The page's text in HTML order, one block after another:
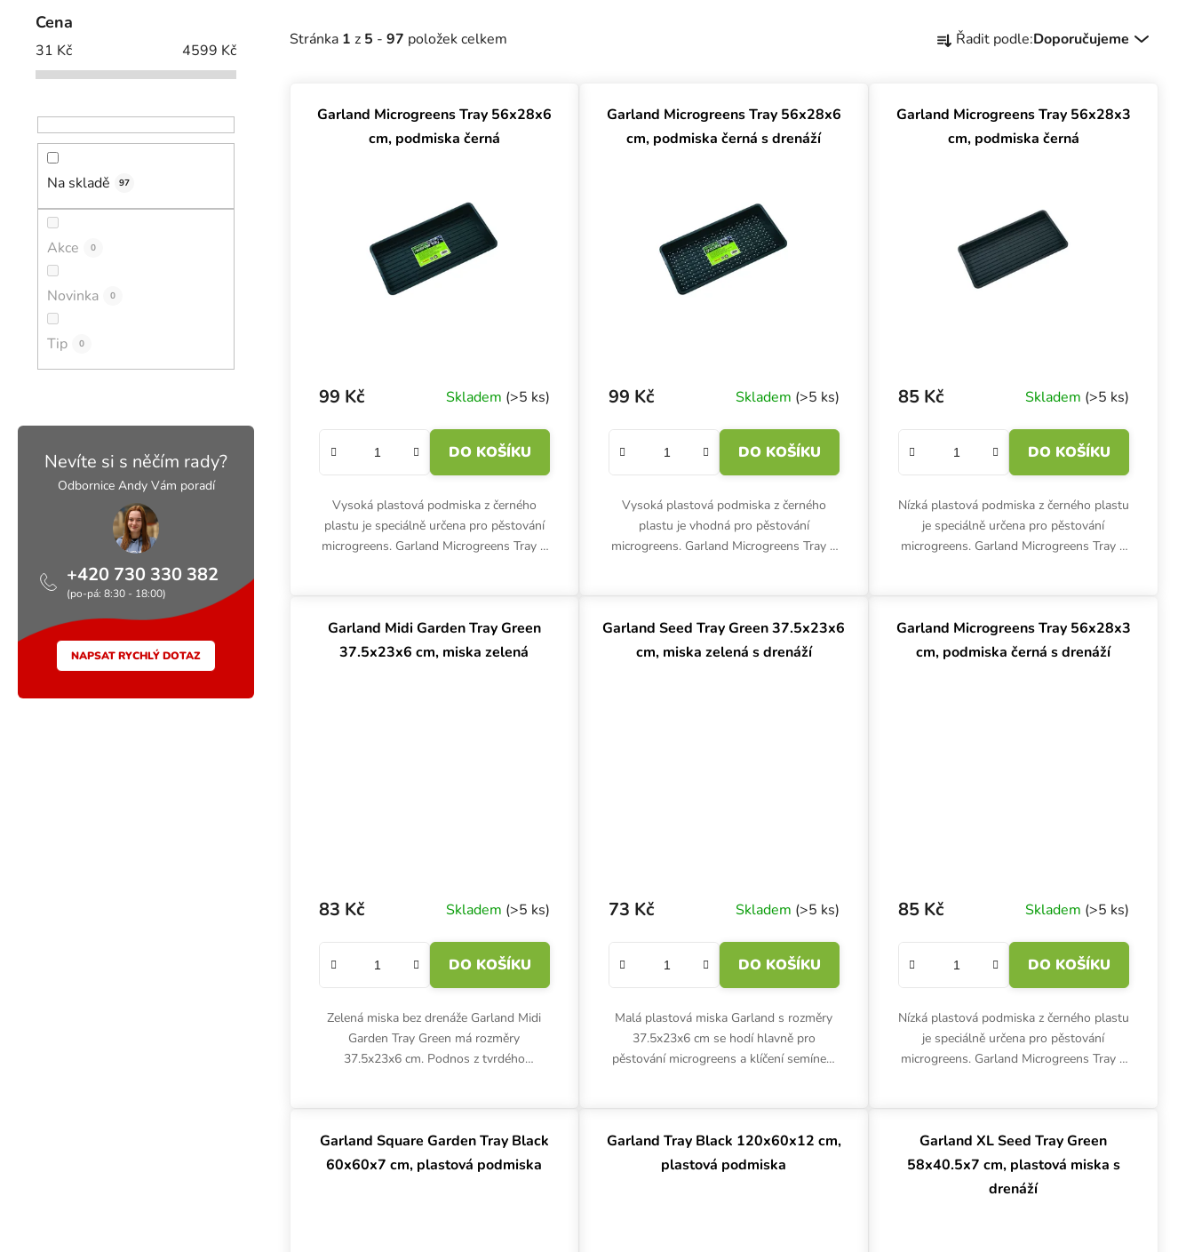
Cena
31 Kč 4599 Kč
Na skladě 97
Akce 0
Novinka 0
Tip 0
Nevíte si s něčím rady?
Odbornice Andy Vám poradí
+420 730 330 382
(po-pá: 8:30 - 18:00)
NAPSAT RYCHLÝ DOTAZ
Stránka 1 z 5 - 97 položek celkem Řazení produktů
Řadit podle:Doporučujeme
Garland Microgreens Tray 56x28x6
cm, podmiska černá
Skladem (>5 ks)
99 Kč
DO KOŠÍKU
Vysoká plastová podmiska z černého
plastu je speciálně určena pro pěstování
microgreens. Garland Microgreens Tray s
Garland Microgreens Tray 56x28x6
cm, podmiska černá s drenáží
Skladem (>5 ks)
99 Kč
DO KOŠÍKU
Vysoká plastová podmiska z černého
plastu je vhodná pro pěstování
microgreens. Garland Microgreens Tray s
Garland Microgreens Tray 56x28x3
cm, podmiska černá
Skladem (>5 ks)
85 Kč
DO KOŠÍKU
Nízká plastová podmiska z černého plastu
je speciálně určena pro pěstování
microgreens. Garland Microgreens Tray s
Garland Midi Garden Tray Green
37.5x23x6 cm, miska zelená
Skladem (>5 ks)
83 Kč
DO KOŠÍKU
Zelená miska bez drenáže Garland Midi
Garden Tray Green má rozměry
37.5x23x6 cm. Podnos z tvrdého
Garland Seed Tray Green 37.5x23x6
cm, miska zelená s drenáží
Skladem (>5 ks)
73 Kč
DO KOŠÍKU
Malá plastová miska Garland s rozměry
37.5x23x6 cm se hodí hlavně pro
pěstování microgreens a klíčení semínek.
Garland Microgreens Tray 56x28x3
cm, podmiska černá s drenáží
Skladem (>5 ks)
85 Kč
DO KOŠÍKU
Nízká plastová podmiska z černého plastu
je speciálně určena pro pěstování
microgreens. Garland Microgreens Tray s
Garland Square Garden Tray Black
60x60x7 cm, plastová podmiska
Garland Tray Black 120x60x12 cm,
plastová podmiska
Garland XL Seed Tray Green
58x40.5x7 cm, plastová miska s
drenáží